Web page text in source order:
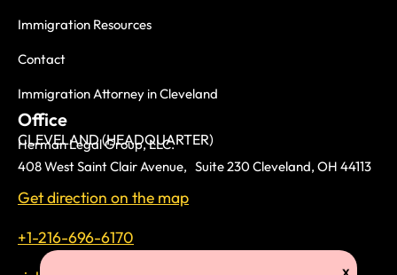
Immigration Resources
Contact
Immigration Attorney in Cleveland
Office
CLEVELAND (HEADQUARTER)
Herman Legal Group, LLC.
408 West Saint Clair Avenue, Suite 230 Cleveland, OH 44113
Get direction on the map
+1-216-696-6170